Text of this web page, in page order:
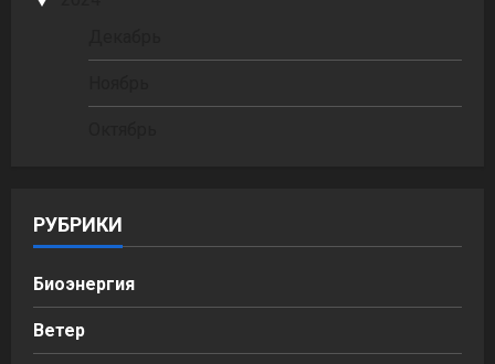
РУБРИКИ
Биоэнергия
Ветер